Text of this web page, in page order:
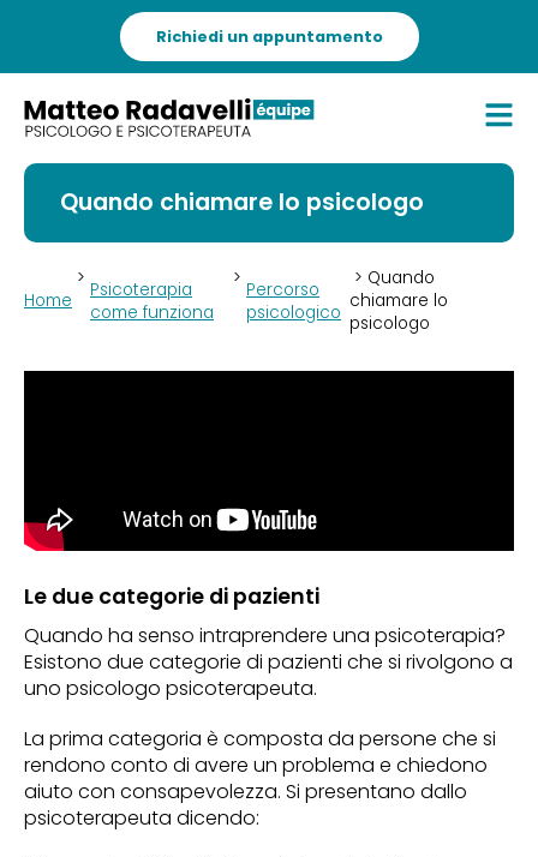
Richiedi un appuntamento
Quando chiamare lo psicologo
Home
> Psicoterapia
come funziona
> Percorso
psicologico
> Quando
chiamare lo
psicologo
Le due categorie di pazienti
Quando ha senso intraprendere una psicoterapia?
Esistono due categorie di pazienti che si rivolgono a
uno psicologo psicoterapeuta.
La prima categoria è composta da persone che si
rendono conto di avere un problema e chiedono
aiuto con consapevolezza. Si presentano dallo
psicoterapeuta dicendo: